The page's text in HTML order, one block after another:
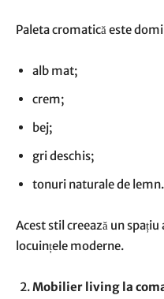
Paleta cromatică este
alb mat;
crem;
bej;
gri deschis;
tonuri naturale de lemn.
Acest stil creează un
locuințele moderne.
Mobilier living la